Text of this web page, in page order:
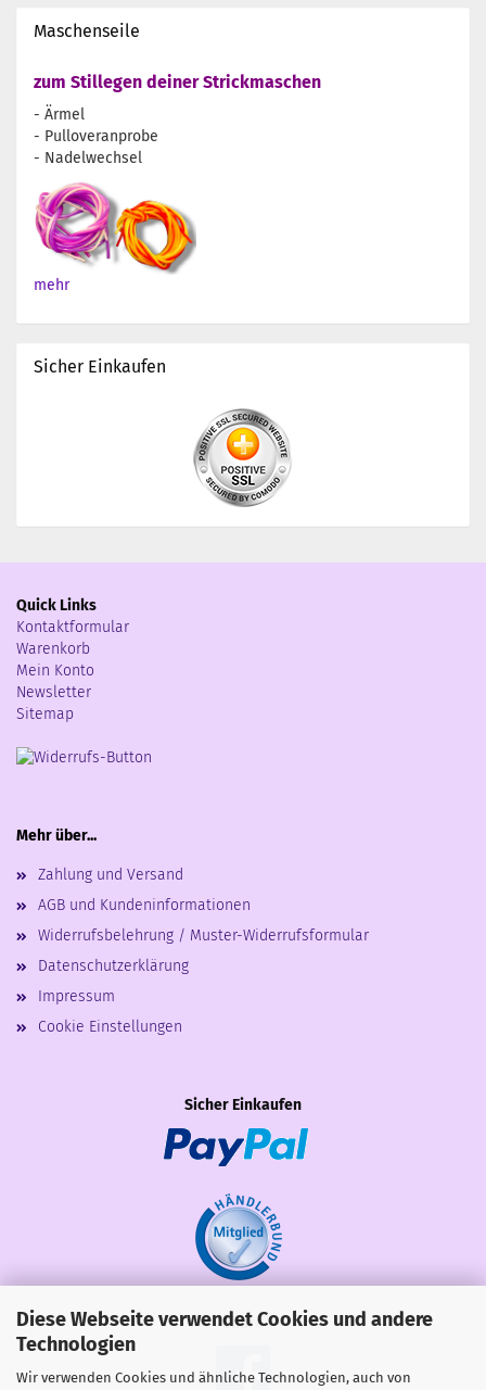
Diese Webseite verwendet Cookies und andere
Technologien
Wir verwenden Cookies und ähnliche Technologien, auch von
Maschenseile
zum Stillegen deiner Strickmaschen
- Ärmel
- Pulloveranprobe
- Nadelwechsel
mehr
Sicher Einkaufen
Quick Links
Kontaktformular
Warenkorb
Mein Konto
Newsletter
Sitemap
Mehr über...
Zahlung und Versand
AGB und Kundeninformationen
Widerrufsbelehrung / Muster-Widerrufsformular
Datenschutzerklärung
Impressum
Cookie Einstellungen
Sicher Einkaufen
Share